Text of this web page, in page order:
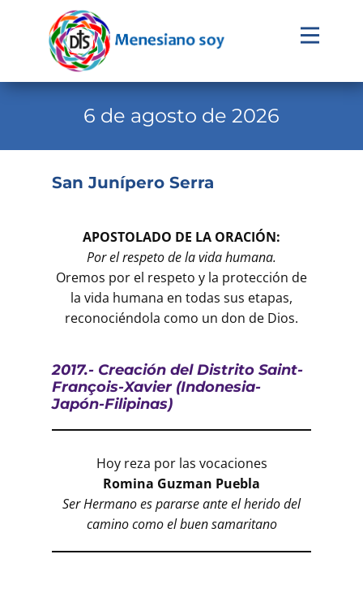
Evangelio
Familia Menesiana
Pastoral Vocacional
Recursos
Buscar
6 de agosto de 2026
San Junípero Serra
APOSTOLADO DE LA ORACIÓN:
Por el respeto de la vida humana.
Oremos por el respeto y la protección de
la vida humana en todas sus etapas,
reconociéndola como un don de Dios.
2017.- Creación del Distrito Saint-
François-Xavier (Indonesia-
Japón-Filipinas)
Hoy reza por las vocaciones
Romina Guzman Puebla
Ser Hermano es pararse ante el herido del
camino como el buen samaritano